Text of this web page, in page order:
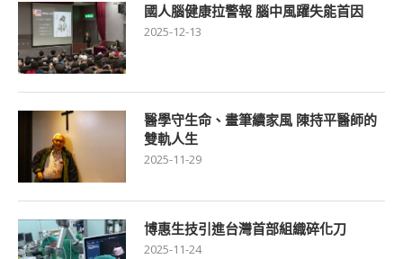
國人腦健康拉警報 腦中風躍失能首因
2025-12-13
醫學守生命、畫筆續家風 陳持平醫師的
雙軌人生
2025-11-29
博惠生技引進台灣首部組織碎化刀
2025-11-24